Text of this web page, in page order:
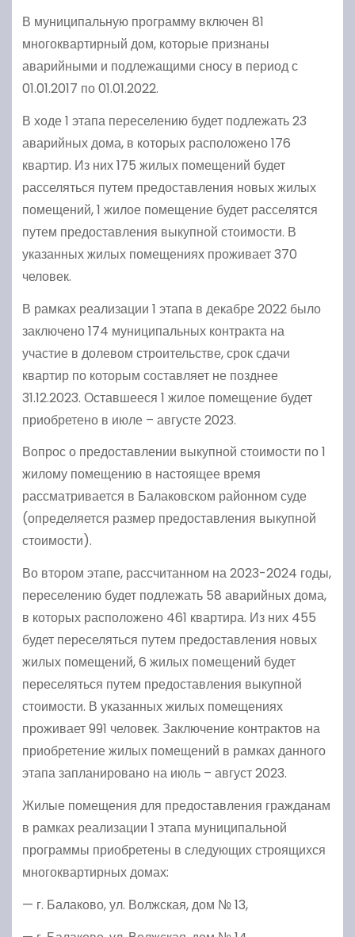
В муниципальную программу включен 81
многоквартирный дом, которые признаны
аварийными и подлежащими сносу в период с
01.01.2017 по 01.01.2022.
В ходе 1 этапа переселению будет подлежать 23
аварийных дома, в которых расположено 176
квартир. Из них 175 жилых помещений будет
расселяться путем предоставления новых жилых
помещений, 1 жилое помещение будет расселятся
путем предоставления выкупной стоимости. В
указанных жилых помещениях проживает 370
человек.
В рамках реализации 1 этапа в декабре 2022 было
заключено 174 муниципальных контракта на
участие в долевом строительстве, срок сдачи
квартир по которым составляет не позднее
31.12.2023. Оставшееся 1 жилое помещение будет
приобретено в июле – августе 2023.
Вопрос о предоставлении выкупной стоимости по 1
жилому помещению в настоящее время
рассматривается в Балаковском районном суде
(определяется размер предоставления выкупной
стоимости).
Во втором этапе, рассчитанном на 2023-2024 годы,
переселению будет подлежать 58 аварийных дома,
в которых расположено 461 квартира. Из них 455
будет переселяться путем предоставления новых
жилых помещений, 6 жилых помещений будет
переселяться путем предоставления выкупной
стоимости. В указанных жилых помещениях
проживает 991 человек. Заключение контрактов на
приобретение жилых помещений в рамках данного
этапа запланировано на июль – август 2023.
Жилые помещения для предоставления гражданам
в рамках реализации 1 этапа муниципальной
программы приобретены в следующих строящихся
многоквартирных домах:
— г. Балаково, ул. Волжская, дом № 13,